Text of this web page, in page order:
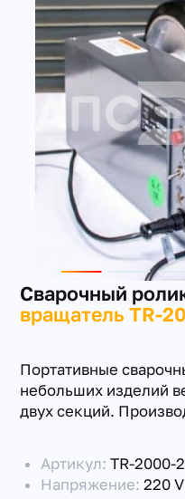
+7(351) 223-
заказать звонок
Сварочный
вращатель TR-
Портативные
небольших изделий
двух секций.
Артикул:TR-2000-2
Напряжение:220 V